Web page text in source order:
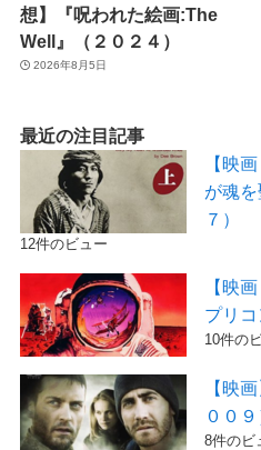
想】『呪われた絵画:The
Well』（２０２４）
2026年8月5日
最近の注目記事
【映
が魂
７）
12件のビュー
【映
プリコ
10件の
【映
００９
8件のビ